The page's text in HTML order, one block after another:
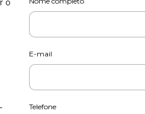
o
E-mail
Telefone